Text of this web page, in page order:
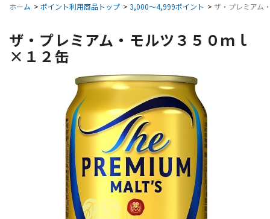
ホーム > ポイント利用商品トップ > 3,000～4,999ポイント > ザ・プレミアム
ザ・プレミアム・モルツ３５０ｍｌ
×１２缶